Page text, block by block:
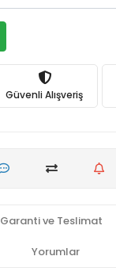
Güvenli Alışveriş
Garanti ve Teslimat
Yorumlar